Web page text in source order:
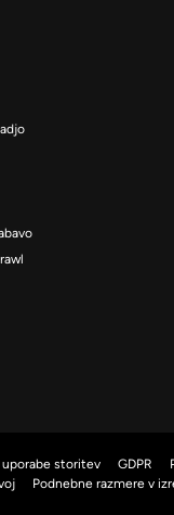
uporabe storitev GDPR
Podnebne razmere v